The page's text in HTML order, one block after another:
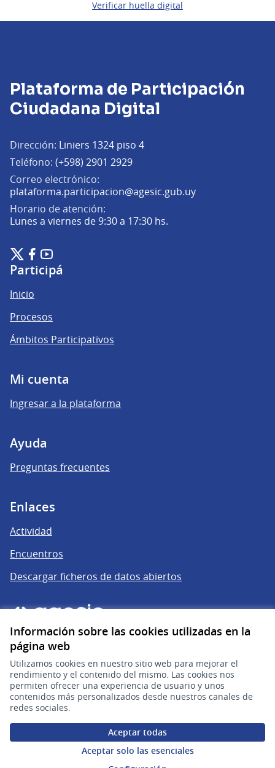
Información sobre las cookies utilizadas en la
página web
Utilizamos cookies en nuestro sitio web para mejorar el
rendimiento y el contenido del mismo. Las cookies nos
permiten ofrecer una experiencia de usuario y unos
contenidos más personalizados desde nuestros canales de
redes sociales.
Aceptar todas
Aceptar solo las esenciales
Verificar huella digital
Plataforma de Participación
Ciudadana Digital
Dirección: Liniers 1324 piso 4
Teléfono: (+598) 2901 2929
Correo electrónico:
plataforma.participacion@agesic.gub.uy(Abrir en una
Horario de atención:
Lunes a viernes de 9:30 a 17:30 hs.
Plataforma de Participación Ciudadana Digital en X
(Enlace externo)
Plataforma de Participación Ciudadana Digital en Facebook
(Enlace externo)
Plataforma de Participación Ciudadana Digital en
(Enlace externo)
Participá
Inicio
Procesos
Ámbitos Participativos
Mi cuenta
Ingresar a la plataforma
Ayuda
Preguntas frecuentes
Enlaces
Actividad
Encuentros
Descargar ficheros de datos abiertos
gub.uy
(Enlace externo)
Sitio oficial de la República Oriental del Uruguay
Configuración de cookies